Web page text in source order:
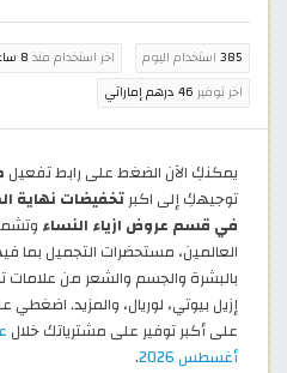
385 استخدام اليوم اخر استخدام منذ 8 ساعة
اخر توفير 46 درهم إماراتي
يمكنكِ الآن الضغط على رابط تفعيل
توجيهكِ إلى اكبر
في قسم عروض ازياء النساء
العالمين، مستحضرات التجميل بما
بالبشرة والجسم والشعر من علامات
إزيل بيوتي، لوريال، والمزيد.
على أكبر توفير على مشترياتك خلال
أغسطس 2026
.